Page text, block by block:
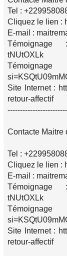
Tel :
Cliquez le lien :
E-mail :
Témoignage :
tNUtOXLk
Témoignage
Site Internet :
retour-affectif
Contacte Maitre
Tel :
Cliquez le lien :
E-mail :
Témoignage :
tNUtOXLk
Témoignage
Site Internet :
retour-affectif